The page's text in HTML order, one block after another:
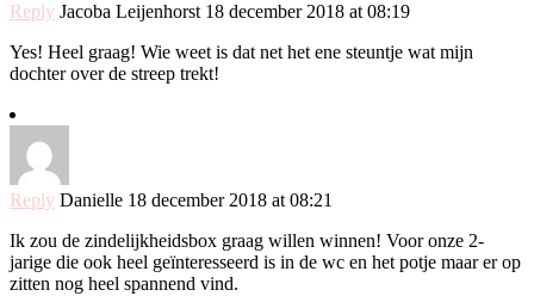
Reply Jacoba Leijenhorst 18 december 2018 at 08:19
Yes! Heel graag! Wie weet is dat net het ene steuntje wat mijn
dochter over de streep trekt!
Reply Danielle 18 december 2018 at 08:21
Ik zou de zindelijkheidsbox graag willen winnen! Voor onze 2-
jarige die ook heel geïnteresseerd is in de wc en het potje maar er op
zitten nog heel spannend vind.